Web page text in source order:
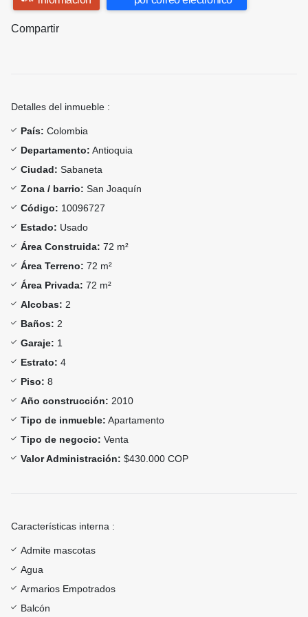
Compartir
Detalles del inmueble :
País: Colombia
Departamento: Antioquia
Ciudad: Sabaneta
Zona / barrio: San Joaquín
Código: 10096727
Estado: Usado
Área Construida: 72 m²
Área Terreno: 72 m²
Área Privada: 72 m²
Alcobas: 2
Baños: 2
Garaje: 1
Estrato: 4
Piso: 8
Año construcción: 2010
Tipo de inmueble: Apartamento
Tipo de negocio: Venta
Valor Administración: $430.000 COP
Características interna :
Admite mascotas
Agua
Armarios Empotrados
Balcón